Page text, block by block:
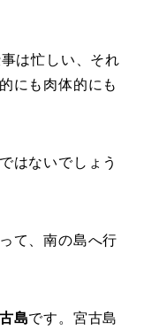
は忙しい、それ
にも肉体的にも
はないでしょう
て、南の島へ行
島です。宮古島